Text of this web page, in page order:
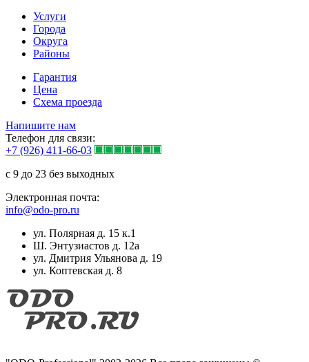
Услуги
Города
Округа
Районы
Гарантия
Цена
Схема проезда
Напишите нам
Телефон для связи:
+7 (926) 411-66-03
с 9 до 23 без выходных
Электронная почта:
info@odo-pro.ru
ул. Полярная д. 15 к.1
Ш. Энтузиастов д. 12а
ул. Дмитрия Ульянова д. 19
ул. Коптевская д. 8